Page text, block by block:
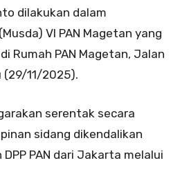
dilakukan dalam
VI PAN Magetan yang
Rumah PAN Magetan, Jalan
(29/11/2025).
serentak secara
sidang dikendalikan
PAN dari Jakarta melalui